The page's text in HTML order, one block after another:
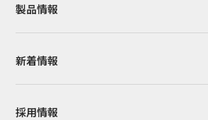
製品情報
新着情報
採用情報